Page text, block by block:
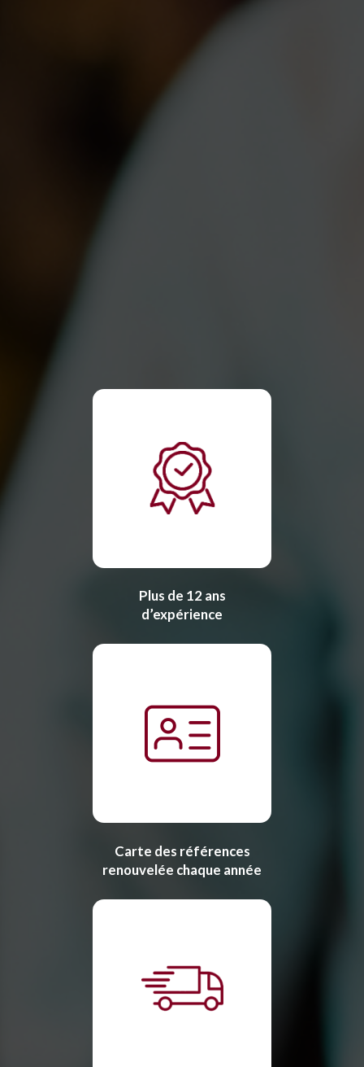
Plus de 12 ans
d’expérience
Carte des références
renouvelée chaque année